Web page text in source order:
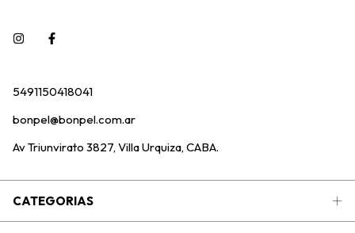
5491150418041
bonpel@bonpel.com.ar
Av Triunvirato 3827, Villa Urquiza, CABA.
CATEGORIAS